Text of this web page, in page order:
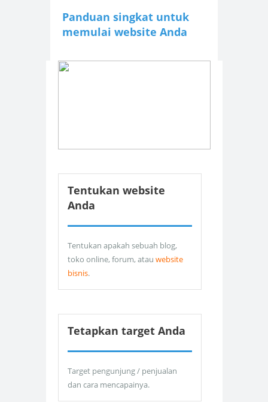
Panduan singkat untuk
memulai website Anda
Tentukan website
Anda
Tentukan apakah sebuah blog,
toko online, forum, atau website
bisnis.
Tetapkan target Anda
Target pengunjung / penjualan
dan cara mencapainya.